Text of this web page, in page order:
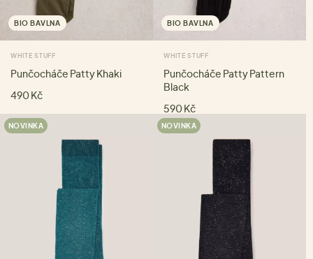
BIO BAVLNA
WHITE STUFF
Punčocháče Patty Khaki
490 Kč
BIO BAVLNA
WHITE STUFF
Punčocháče Patty Pattern
Black
590 Kč
NOVINKA NOVINKA